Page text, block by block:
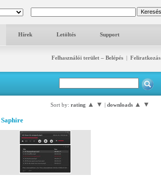
Hírek Letöltés Support
Felhasználói terület – Belépés | Feliratkozás
Sort by: rating ▲ ▼ | downloads ▲ ▼
Saphire